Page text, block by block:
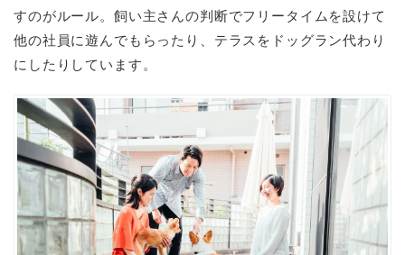
すのがルール。飼い主さんの判断でフリータイムを設けて
他の社員に遊んでもらったり、テラスをドッグラン代わり
にしたりしています。